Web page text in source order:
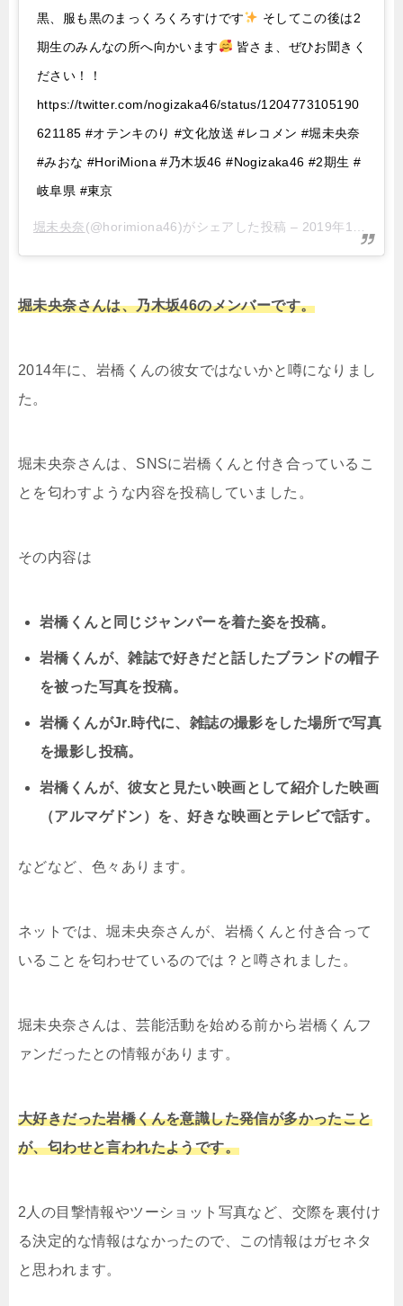
黒、服も黒のまっくろくろすけです
そしてこの後は2
期生のみんなの所へ向かいます
皆さま、ぜひお聞きく
ださい！！
https://twitter.com/nogizaka46/status/1204773105190
621185 #オテンキのり #文化放送 #レコメン #堀未央奈
#みおな #HoriMiona #乃木坂46 #Nogizaka46 #2期生 #
岐阜県 #東京
堀未央奈(@horimiona46)がシェアした投稿 – 2019年12月月11日午後1時04分PST
堀未央奈さんは、乃木坂46のメンバーです。
2014年に、岩橋くんの彼女ではないかと噂になりまし
た。
堀未央奈さんは、SNSに岩橋くんと付き合っているこ
とを匂わすような内容を投稿していました。
その内容は
岩橋くんと同じジャンパーを着た姿を投稿。
岩橋くんが、雑誌で好きだと話したブランドの帽子
を被った写真を投稿。
岩橋くんがJr.時代に、雑誌の撮影をした場所で写真
を撮影し投稿。
岩橋くんが、彼女と見たい映画として紹介した映画
（アルマゲドン）を、好きな映画とテレビで話す。
などなど、色々あります。
ネットでは、堀未央奈さんが、岩橋くんと付き合って
いることを匂わせているのでは？と噂されました。
堀未央奈さんは、芸能活動を始める前から岩橋くんフ
ァンだったとの情報があります。
大好きだった岩橋くんを意識した発信が多かったこと
が、匂わせと言われたようです。
2人の目撃情報やツーショット写真など、交際を裏付け
る決定的な情報はなかったので、この情報はガセネタ
と思われます。